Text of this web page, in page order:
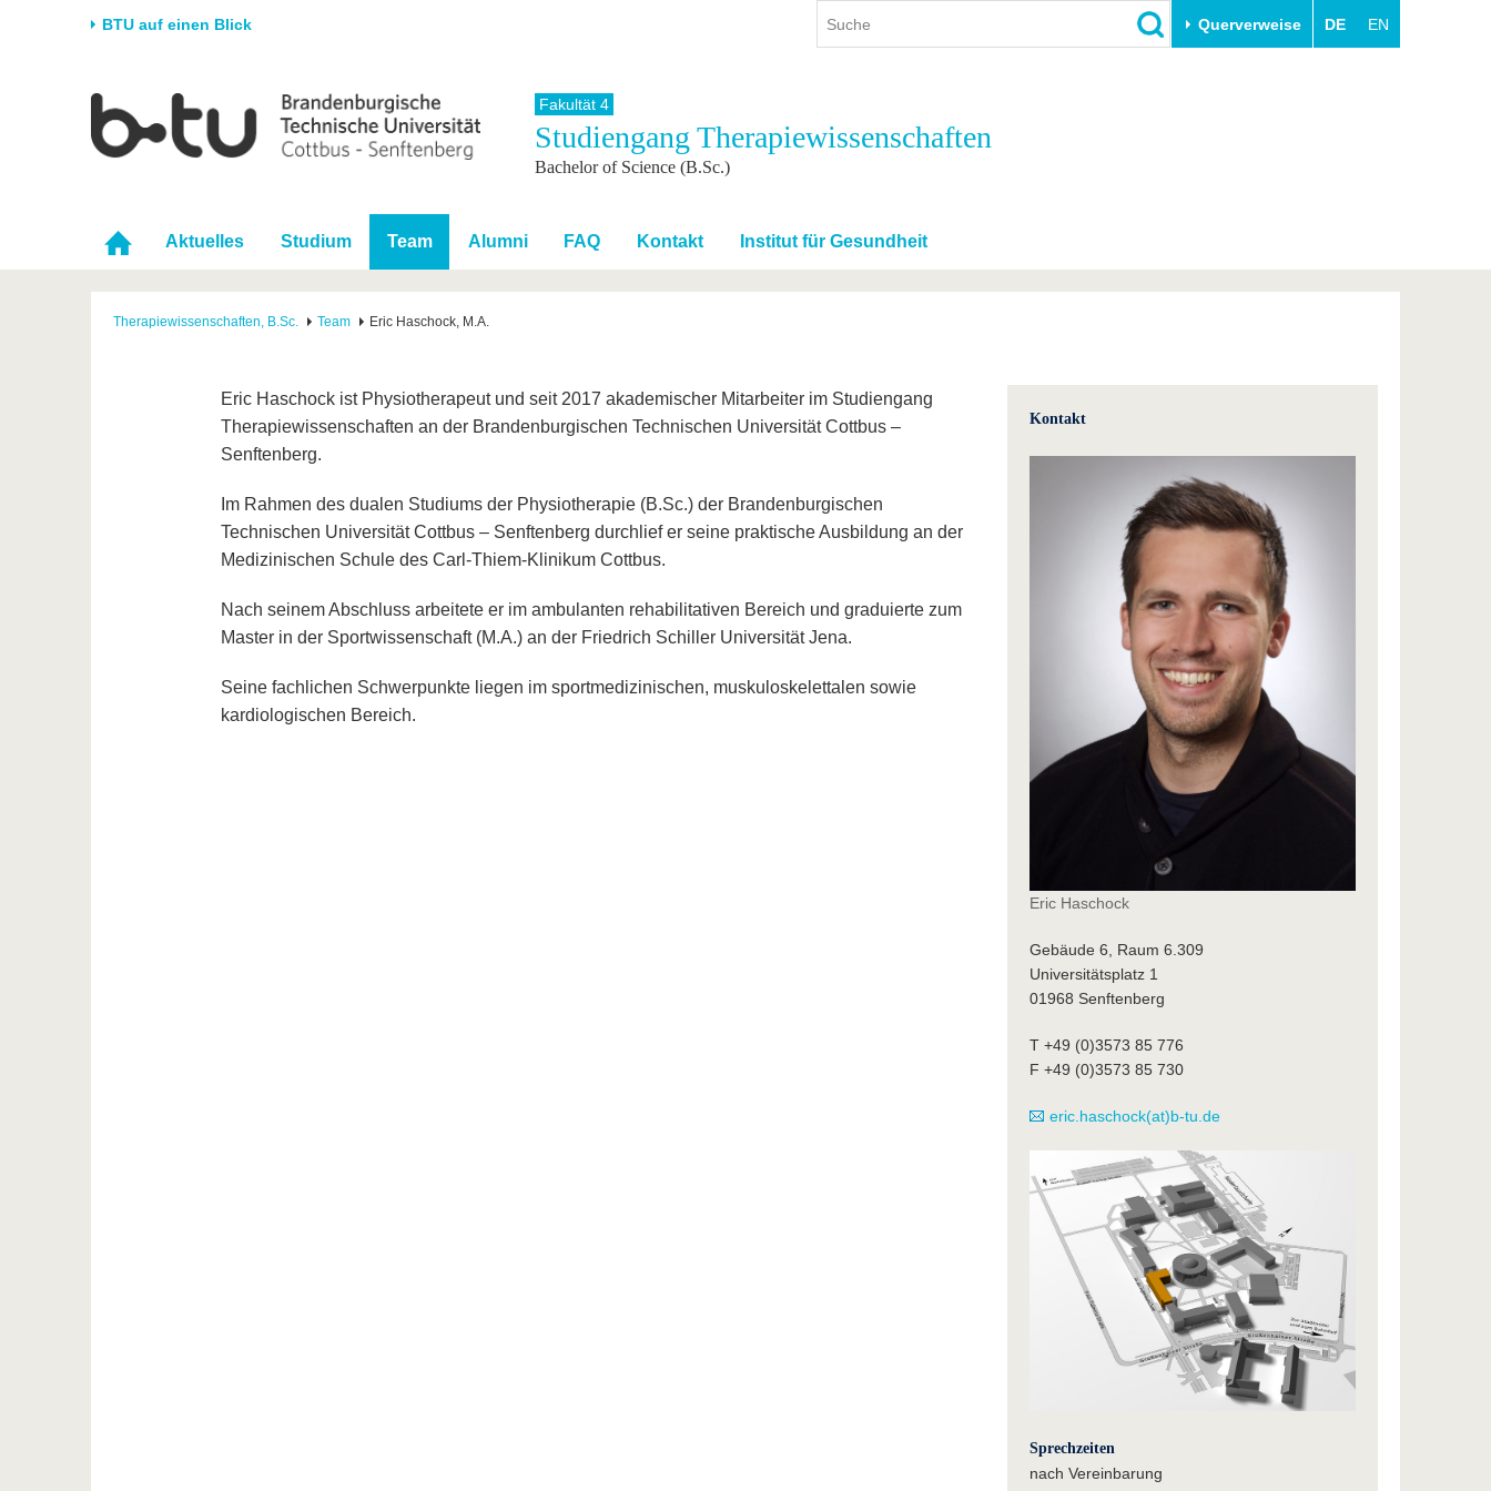
BTU auf einen Blick Querverweise DE EN
Universität
Karriere & Engagement
Partnerschaften &
Strukturwandel
Forschung
Förderung
Wissenschaftlicher
Nachwuchs
Studium
Studienangebot
Im Studium
Nach dem Studium
International
Internationales Profil
Mit der BTU ins Ausland
Für internationale
Studierende
Weiterbildung
Innovative Transferprojekte
BTU & Region erleben
Fakultät 4
Studiengang Therapiewissenschaften
Bachelor of Science (B.Sc.)
Aktuelles Studium Team Alumni FAQ Kontakt Institut für Gesundheit
Therapiewissenschaften, B.Sc. Team Eric Haschock, M.A.
Eric Haschock ist Physiotherapeut und seit 2017 akademischer Mitarbeiter im Studiengang
Therapiewissenschaften an der Brandenburgischen Technischen Universität Cottbus –
Senftenberg.
Im Rahmen des dualen Studiums der Physiotherapie (B.Sc.) der Brandenburgischen
Technischen Universität Cottbus – Senftenberg durchlief er seine praktische Ausbildung an der
Medizinischen Schule des Carl-Thiem-Klinikum Cottbus.
Nach seinem Abschluss arbeitete er im ambulanten rehabilitativen Bereich und graduierte zum
Master in der Sportwissenschaft (M.A.) an der Friedrich Schiller Universität Jena.
Seine fachlichen Schwerpunkte liegen im sportmedizinischen, muskuloskelettalen sowie
kardiologischen Bereich.
Kontakt
Eric Haschock
Gebäude 6, Raum 6.309
Universitätsplatz 1
01968 Senftenberg
T +49 (0)3573 85 776
F +49 (0)3573 85 730
eric.haschock(at)b-tu.de
Sprechzeiten
nach Vereinbarung